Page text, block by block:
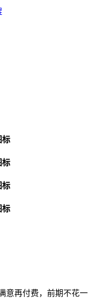
意再付费，前期不花一